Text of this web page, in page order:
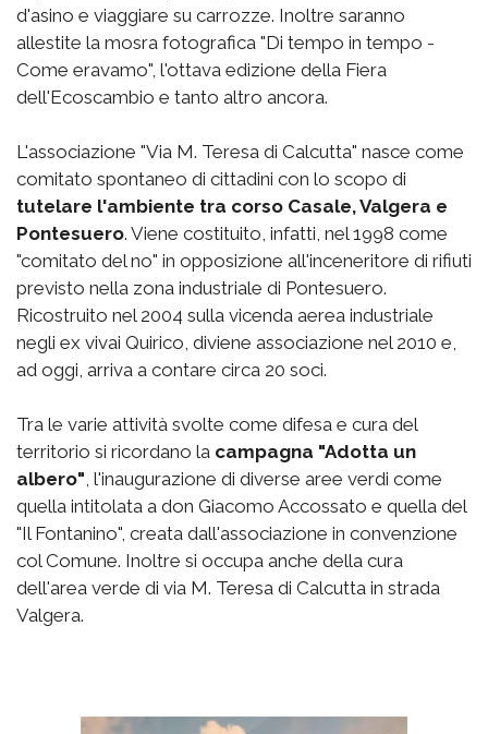
d'asino e viaggiare su carrozze. Inoltre saranno
allestite la mosra fotografica "Di tempo in tempo -
Come eravamo", l'ottava edizione della Fiera
dell'Ecoscambio e tanto altro ancora.
L'associazione "Via M. Teresa di Calcutta" nasce come
comitato spontaneo di cittadini con lo scopo di
tutelare l'ambiente tra corso Casale, Valgera e
Pontesuero. Viene costituito, infatti, nel 1998 come
"comitato del no" in opposizione all'inceneritore di rifiuti
previsto nella zona industriale di Pontesuero.
Ricostruito nel 2004 sulla vicenda aerea industriale
negli ex vivai Quirico, diviene associazione nel 2010 e,
ad oggi, arriva a contare circa 20 soci.
Tra le varie attività svolte come difesa e cura del
territorio si ricordano la campagna "Adotta un
albero" , l'inaugurazione di diverse aree verdi come
quella intitolata a don Giacomo Accossato e quella del
"Il Fontanino", creata dall'associazione in convenzione
col Comune. Inoltre si occupa anche della cura
dell'area verde di via M. Teresa di Calcutta in strada
Valgera.